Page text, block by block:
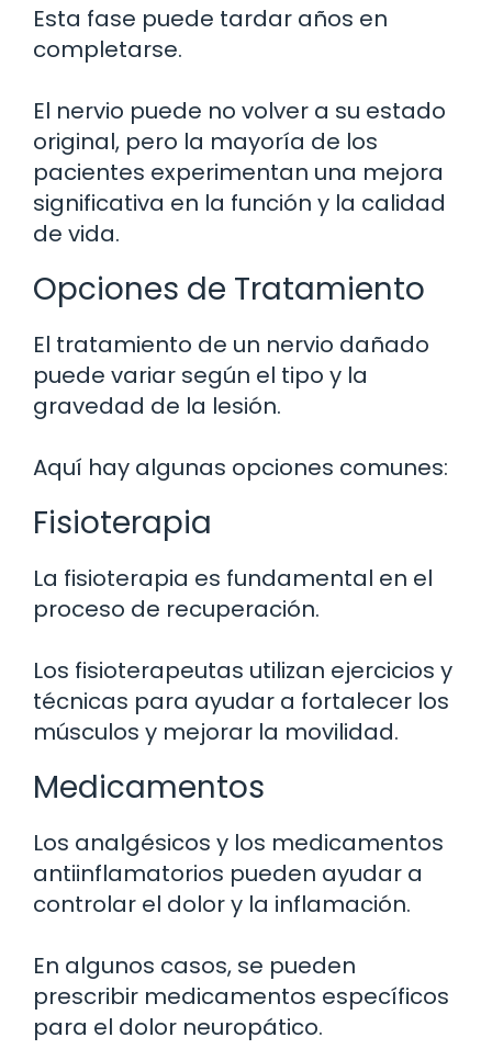
Esta fase puede tardar años en
completarse.
El nervio puede no volver a su estado
original, pero la mayoría de los
pacientes experimentan una mejora
significativa en la función y la calidad
de vida.
Opciones de Tratamiento
El tratamiento de un nervio dañado
puede variar según el tipo y la
gravedad de la lesión.
Aquí hay algunas opciones comunes:
Fisioterapia
La fisioterapia es fundamental en el
proceso de recuperación.
Los fisioterapeutas utilizan ejercicios y
técnicas para ayudar a fortalecer los
músculos y mejorar la movilidad.
Medicamentos
Los analgésicos y los medicamentos
antiinflamatorios pueden ayudar a
controlar el dolor y la inflamación.
En algunos casos, se pueden
prescribir medicamentos específicos
para el dolor neuropático.